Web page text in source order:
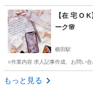
千葉 市川市 本八幡駅
【在 宅 O
ーク🌸
横田駅
○作業内容 求人記事作成、お問い
千葉 木更津市
もっと見る